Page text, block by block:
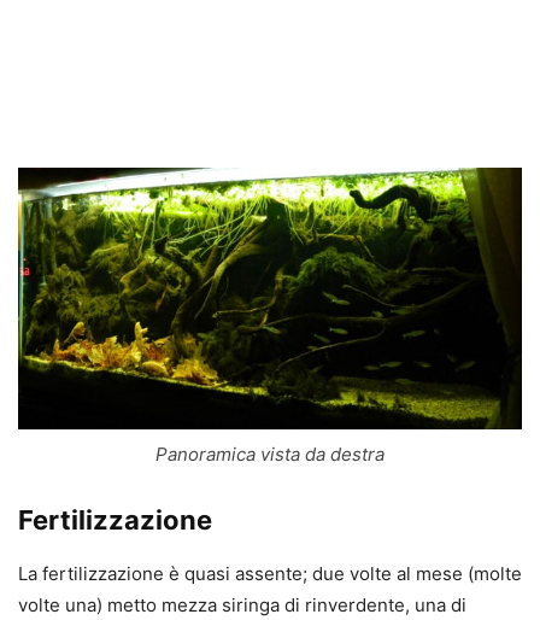
Panoramica vista da destra
Fertilizzazione
La fertilizzazione è quasi assente; due volte al mese (molte
volte una) metto mezza siringa di rinverdente, una di